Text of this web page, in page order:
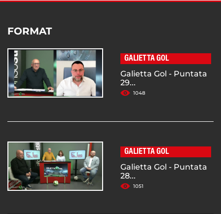
FORMAT
GALIETTA GOL
Galietta Gol - Puntata
29...
1048
GALIETTA GOL
Galietta Gol - Puntata
28...
1051